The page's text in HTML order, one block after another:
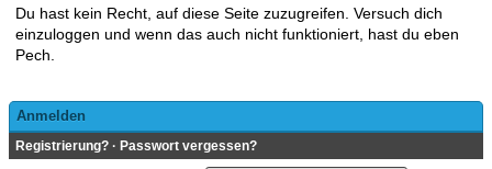
Du hast kein Recht, auf diese Seite zuzugreifen. Versuch dich
einzuloggen und wenn das auch nicht funktioniert, hast du eben
Pech.
Anmelden
Registrierung? · Passwort vergessen?